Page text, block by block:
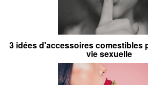
3 idées d'accessoires comestibles
vie sexuelle